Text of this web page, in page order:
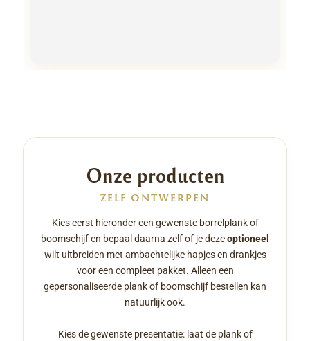
Onze producten
ZELF ONTWERPEN
Kies eerst hieronder een gewenste borrelplank of
boomschijf en bepaal daarna zelf of je dezeoptioneel
wilt uitbreiden met ambachtelijke hapjes en drankjes
voor een compleet pakket. Alleen een
gepersonaliseerde plank of boomschijf bestellen kan
natuurlijk ook.
Kies de gewenste presentatie: laat de plank of